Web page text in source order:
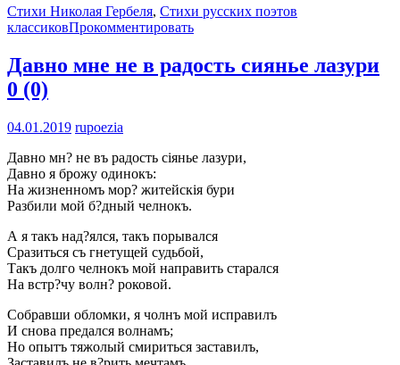
Стихи Николая Гербеля, Стихи русских поэтов
классиковПрокомментировать
Давно мне не в радость сиянье лазури
0 (0)
04.01.2019 rupoezia
Давно мн? не въ радость сіянье лазури,
Давно я брожу одинокъ:
На жизненномъ мор? житейскія бури
Разбили мой б?дный челнокъ.
А я такъ над?ялся, такъ порывался
Сразиться съ гнетущей судьбой,
Такъ долго челнокъ мой направить старался
На встр?чу волн? роковой.
Собравши обломки, я чолнъ мой исправилъ
И снова предался волнамъ;
Но опытъ тяжолый смириться заставилъ,